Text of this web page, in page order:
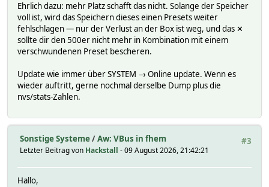
Ehrlich dazu: mehr Platz schafft das nicht. Solange der Speicher
voll ist, wird das Speichern dieses einen Presets weiter
fehlschlagen — nur der Verlust an der Box ist weg, und das ✕
sollte dir den 500er nicht mehr in Kombination mit einem
verschwundenen Preset bescheren.
Update wie immer über SYSTEM → Online update. Wenn es
wieder auftritt, gerne nochmal derselbe Dump plus die
nvs/stats-Zahlen.
#3
Sonstige Systeme/Aw: VBus in fhem
Letzter Beitrag von Hackstall - 09 August 2026, 21:42:21
Hallo,